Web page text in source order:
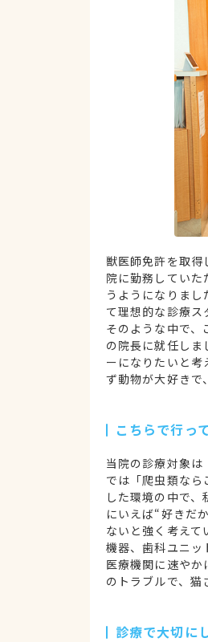
獣医師免許を取得
院に勤務してい
うようになりま
て理想的な診療ス
そのような中で、
の院長に就任し
ーになりたいと考
ず動物が大好きで
こちらで行っ
当院の診療対象
では「爬虫類なら
した環境の中で
にいえば“好きだ
ないと強く考え
機器、歯科ユニッ
医療機関に速や
のトラブルで、猫
診療で大切に